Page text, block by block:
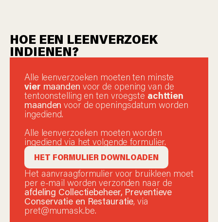
HOE EEN LEENVERZOEK
INDIENEN?
Alle leenverzoeken moeten ten minste
vier maanden voor de opening van de
tentoonstelling en ten vroegste achttien
maanden voor de openingsdatum worden
ingediend.
Alle leenverzoeken moeten worden
ingediend via het volgende formulier.
HET FORMULIER DOWNLOADEN
Het aanvraagformulier voor bruikleen moet
per e-mail worden verzonden naar de
afdeling Collectiebeheer, Preventieve
Conservatie en Restauratie, via
pret@mumask.be.